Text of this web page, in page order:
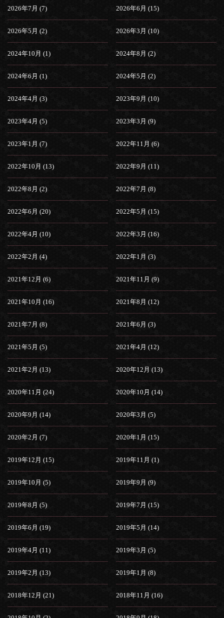
2026年7月 (7) 2026年6月 (15)
2026年5月 (2) 2026年3月 (10)
2024年10月 (1) 2024年8月 (2)
2024年6月 (1) 2024年5月 (2)
2024年4月 (3) 2023年9月 (10)
2023年4月 (5) 2023年3月 (9)
2023年1月 (7) 2022年11月 (6)
2022年10月 (13) 2022年9月 (11)
2022年8月 (2) 2022年7月 (8)
2022年6月 (20) 2022年5月 (15)
2022年4月 (10) 2022年3月 (16)
2022年2月 (4) 2022年1月 (3)
2021年12月 (6) 2021年11月 (9)
2021年10月 (16) 2021年8月 (12)
2021年7月 (8) 2021年6月 (3)
2021年5月 (5) 2021年4月 (12)
2021年2月 (13) 2020年12月 (13)
2020年11月 (24) 2020年10月 (14)
2020年9月 (14) 2020年3月 (5)
2020年2月 (7) 2020年1月 (15)
2019年12月 (15) 2019年11月 (1)
2019年10月 (5) 2019年9月 (9)
2019年8月 (5) 2019年7月 (15)
2019年6月 (19) 2019年5月 (14)
2019年4月 (11) 2019年3月 (5)
2019年2月 (13) 2019年1月 (8)
2018年12月 (21) 2018年11月 (16)